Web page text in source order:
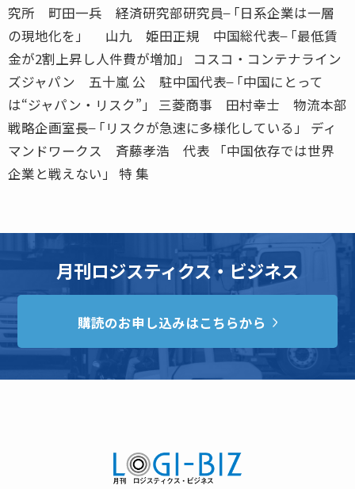
究所 町田一兵 経済研究部研究員 ̶̶「日系企業は一層
の現地化を」 山九 姫田正規 中国総代表 ̶̶「最低賃
金が2割上昇し人件費が増加」 コスコ・コンテナライン
ズジャパン 五十嵐 公 駐中国代表 ̶̶「中国にとって
は“ジャパン・リスク”」 三菱商事 田村幸士 物流本部
戦略企画室長 ̶̶「リスクが急速に多様化している」 ディ
マンドワークス 斉藤孝浩 代表 「中国依存では世界
企業と戦えない」 特 集
月刊ロジスティクス・ビジネス
購読のお申し込みはこちらから